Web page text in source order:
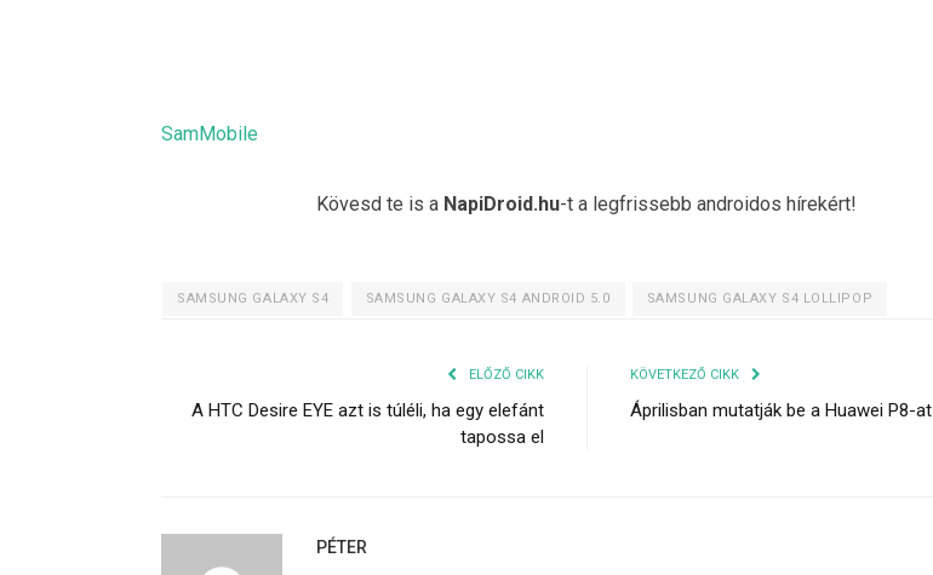
SamMobile
Kövesd te is a NapiDroid.hu-t a legfrissebb androidos hírekért!
SAMSUNG GALAXY S4 SAMSUNG GALAXY S4 ANDROID 5.0 SAMSUNG GALAXY S4 LOLLIPOP
ELŐZŐ CIKK
A HTC Desire EYE azt is túléli, ha egy elefánt
tapossa el
KÖVETKEZŐ CIKK
Áprilisban mutatják be a Huawei P8-at
PÉTER